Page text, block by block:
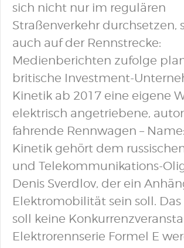
sich nicht nur im regulären
Straßenverkehr durchsetzen,
auch auf der Rennstrecke:
Medienberichten zufolge
britische Investment-
Kinetik ab 2017 eine eigene
elektrisch angetriebene,
fahrende Rennwagen –
Kinetik gehört dem
und Telekommunikations-
Denis Sverdlov, der ein
Elektromobilität sein soll. Das
soll keine
Elektrorennserie Formel E